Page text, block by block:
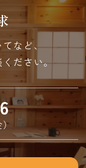
など、
ださい。